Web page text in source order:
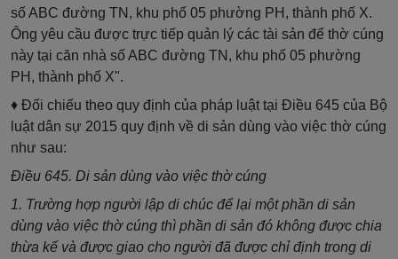
số ABC đường TN, khu phố 05 phường PH, thành phố X.
Ông yêu cầu được trực tiếp quản lý các tài sản để thờ cúng
này tại căn nhà số ABC đường TN, khu phố 05 phường
PH, thành phố X".
♦ Đối chiếu theo quy định của pháp luật tại Điều 645 của Bộ
luật dân sự 2015 quy định về di sản dùng vào việc thờ cúng
như sau:
Điều 645. Di sản dùng vào việc thờ cúng
1. Trường hợp người lập di chúc để lại một phần di sản
dùng vào việc thờ cúng thì phần di sản đó không được chia
thừa kế và được giao cho người đã được chỉ định trong di